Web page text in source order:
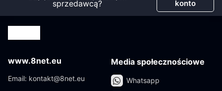
sprzedawcą?
konto
www.8net.eu
Email: kontakt@8net.eu
Media społecznościowe
Whatsapp